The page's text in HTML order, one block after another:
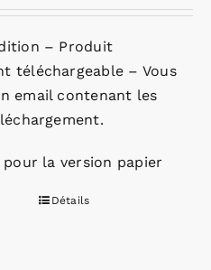
– Produit
téléchargeable – Vous
email contenant les
la version papier
Détails